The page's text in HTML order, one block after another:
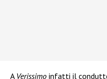
A Verissimo infatti il